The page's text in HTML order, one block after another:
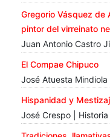
Gregorio Vásquez de
pintor del virreinato
Juan Antonio Castro
El Compae Chipuco
José Atuesta
Hispanidad y
José Crespo | Historia